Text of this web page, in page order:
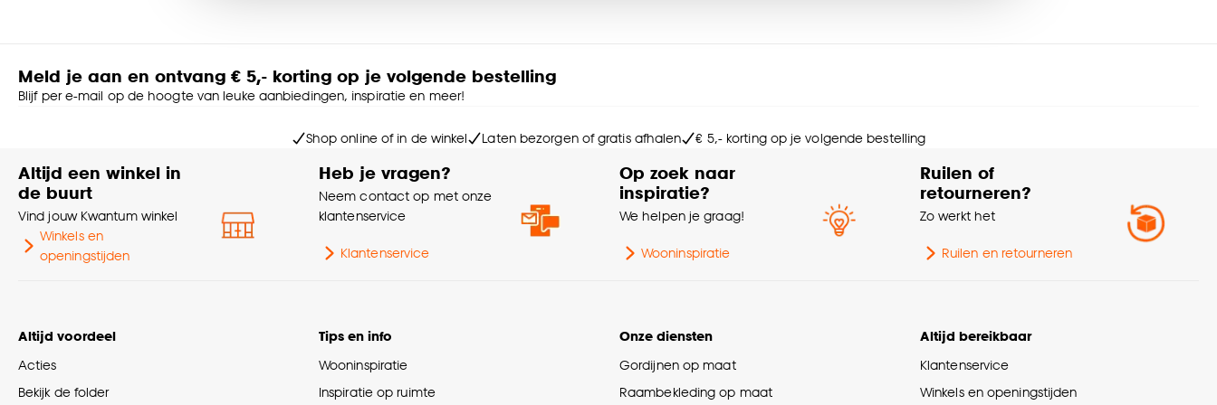
Gewicht 2.6 Kg
Woonkamer, Eetkamer,
Langwerpig
Meld je aan en ontvang € 5,- korting op je volgende bestelling
Blijf per e-mail op de hoogte van leuke aanbiedingen, inspiratie en meer!
Shop online of in de winkel Laten bezorgen of gratis afhalen € 5,- korting op je volgende bestelling
Altijd een winkel in
de buurt
Vind jouw Kwantum winkel
Winkels en
openingstijden
Heb je vragen?
Neem contact op met onze
klantenservice
Klantenservice
Op zoek naar
inspiratie?
We helpen je graag!
Wooninspiratie
Ruilen of
retourneren?
Zo werkt het
Ruilen en retourneren
Altijd voordeel
Acties
Bekijk de folder
Tips en info
Wooninspiratie
Inspiratie op ruimte
Onze diensten
Gordijnen op maat
Raambekleding op maat
Altijd bereikbaar
Klantenservice
Winkels en openingstijden